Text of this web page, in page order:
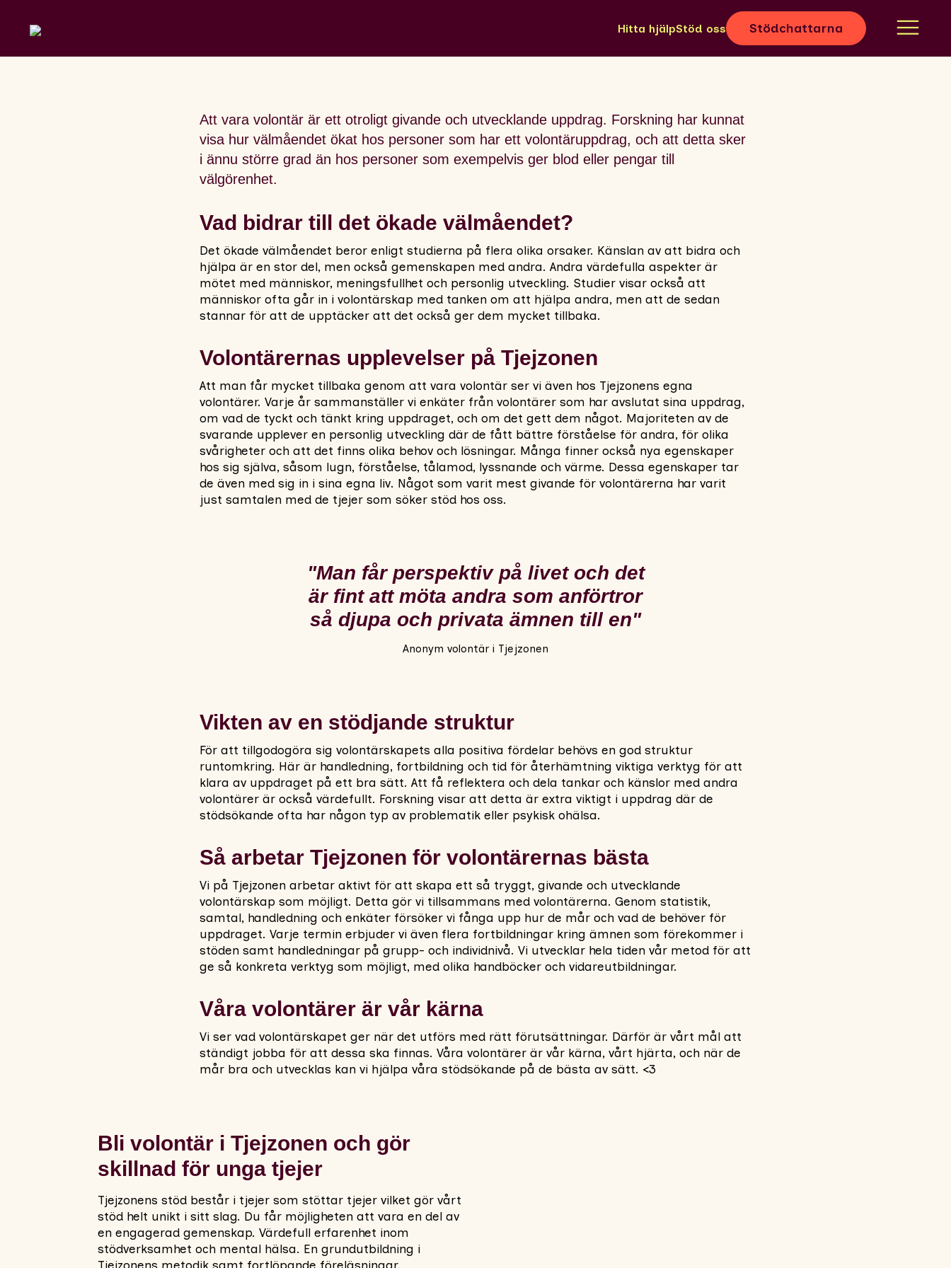
Hitta hjälpStöd oss Stödchattarna
Att vara volontär är ett otroligt givande och utvecklande uppdrag. Forskning har kunnat
visa hur välmåendet ökat hos personer som har ett volontäruppdrag, och att detta sker
i ännu större grad än hos personer som exempelvis ger blod eller pengar till
välgörenhet.
Vad bidrar till det ökade välmåendet?
Det ökade välmåendet beror enligt studierna på flera olika orsaker. Känslan av att bidra och
hjälpa är en stor del, men också gemenskapen med andra. Andra värdefulla aspekter är
mötet med människor, meningsfullhet och personlig utveckling. Studier visar också att
människor ofta går in i volontärskap med tanken om att hjälpa andra, men att de sedan
stannar för att de upptäcker att det också ger dem mycket tillbaka.
Volontärernas upplevelser på Tjejzonen
Att man får mycket tillbaka genom att vara volontär ser vi även hos Tjejzonens egna
volontärer. Varje år sammanställer vi enkäter från volontärer som har avslutat sina uppdrag,
om vad de tyckt och tänkt kring uppdraget, och om det gett dem något. Majoriteten av de
svarande upplever en personlig utveckling där de fått bättre förståelse för andra, för olika
svårigheter och att det finns olika behov och lösningar. Många finner också nya egenskaper
hos sig själva, såsom lugn, förståelse, tålamod, lyssnande och värme. Dessa egenskaper tar
de även med sig in i sina egna liv. Något som varit mest givande för volontärerna har varit
just samtalen med de tjejer som söker stöd hos oss.
"Man får perspektiv på livet och det
är fint att möta andra som anförtror
så djupa och privata ämnen till en"
Anonym volontär i Tjejzonen
Vikten av en stödjande struktur
För att tillgodogöra sig volontärskapets alla positiva fördelar behövs en god struktur
runtomkring. Här är handledning, fortbildning och tid för återhämtning viktiga verktyg för att
klara av uppdraget på ett bra sätt. Att få reflektera och dela tankar och känslor med andra
volontärer är också värdefullt. Forskning visar att detta är extra viktigt i uppdrag där de
stödsökande ofta har någon typ av problematik eller psykisk ohälsa.
Så arbetar Tjejzonen för volontärernas bästa
Vi på Tjejzonen arbetar aktivt för att skapa ett så tryggt, givande och utvecklande
volontärskap som möjligt. Detta gör vi tillsammans med volontärerna. Genom statistik,
samtal, handledning och enkäter försöker vi fånga upp hur de mår och vad de behöver för
uppdraget. Varje termin erbjuder vi även flera fortbildningar kring ämnen som förekommer i
stöden samt handledningar på grupp- och individnivå. Vi utvecklar hela tiden vår metod för att
ge så konkreta verktyg som möjligt, med olika handböcker och vidareutbildningar.
Våra volontärer är vår kärna
Vi ser vad volontärskapet ger när det utförs med rätt förutsättningar. Därför är vårt mål att
ständigt jobba för att dessa ska finnas. Våra volontärer är vår kärna, vårt hjärta, och när de
mår bra och utvecklas kan vi hjälpa våra stödsökande på de bästa av sätt. <3
Bli volontär i Tjejzonen och gör
skillnad för unga tjejer
Tjejzonens stöd består i tjejer som stöttar tjejer vilket gör vårt
stöd helt unikt i sitt slag. Du får möjligheten att vara en del av
en engagerad gemenskap. Värdefull erfarenhet inom
stödverksamhet och mental hälsa. En grundutbildning i
Tjejzonens metodik samt fortlöpande föreläsningar,